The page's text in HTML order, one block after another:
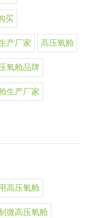
买
产厂家 高压氧舱
氧舱品牌
生产厂家
高压氧舱
微高压氧舱